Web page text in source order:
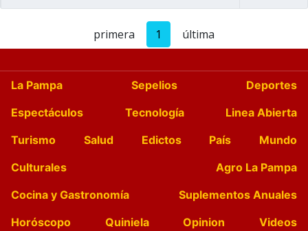
primera 1 última
La Pampa Sepelios
Deportes
Espectáculos
Tecnología
Linea Abierta
Turismo
Salud Edictos País
Mundo
Culturales
Agro La Pampa
Cocina y Gastronomía
Suplementos Anuales
Horóscopo
Quiniela Opinion
Videos